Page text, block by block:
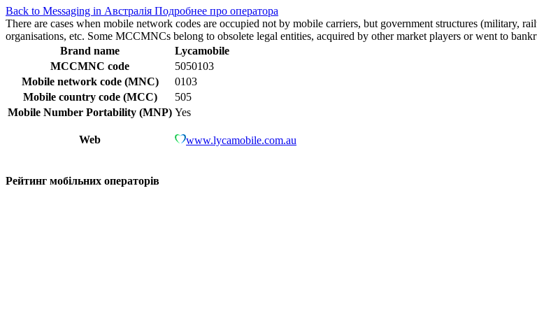
Back to Messaging in Австралія Подробнее про оператора
There are cases when mobile network codes are occupied not by mobile carriers, but government structures (military,
organisations, etc. Some MCCMNCs belong to obsolete legal entities, acquired by other market players or went to
Brand name
Lycamobile
MCCMNC code
5050103
Mobile network code (MNC)
0103
Mobile country code (MCC)
505
Mobile Number Portability (MNP) Yes
Web www.lycamobile.com.au
Рейтинг мобільних операторів